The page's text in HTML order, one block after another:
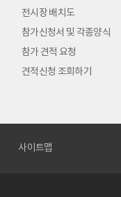
전시장 배치도
참가신청서 및 각종양식
참가 견적 요청
견적신청 조회하기
사이트맵